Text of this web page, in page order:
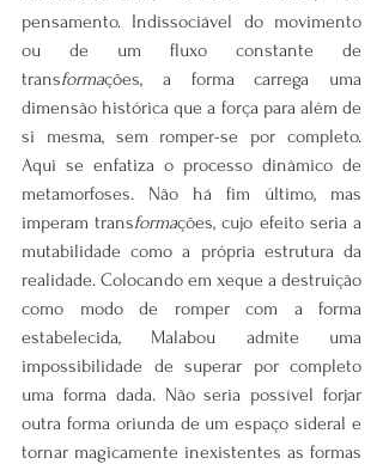
pensamento. Indissociável do movimento
ou de um fluxo constante de
transformações, a forma carrega uma
dimensão histórica que a força para além de
si mesma, sem romper-se por completo.
Aqui se enfatiza o processo dinâmico de
metamorfoses. Não há fim último, mas
imperam transformações, cujo efeito seria a
mutabilidade como a própria estrutura da
realidade. Colocando em xeque a destruição
como modo de romper com a forma
estabelecida, Malabou admite uma
impossibilidade de superar por completo
uma forma dada. Não seria possível forjar
outra forma oriunda de um espaço sideral e
tornar magicamente inexistentes as formas